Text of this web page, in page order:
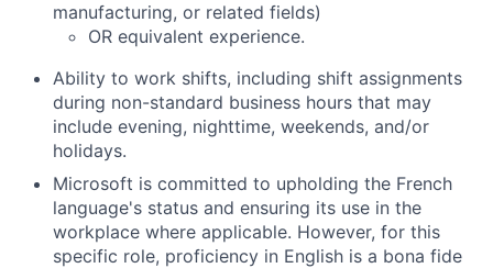
manufacturing, or related fields)
OR equivalent experience.
Ability to work shifts, including shift assignments
during non-standard business hours that may
include evening, nighttime, weekends, and/or
holidays.
Microsoft is committed to upholding the French
language's status and ensuring its use in the
workplace where applicable. However, for this
specific role, proficiency in English is a bona fide